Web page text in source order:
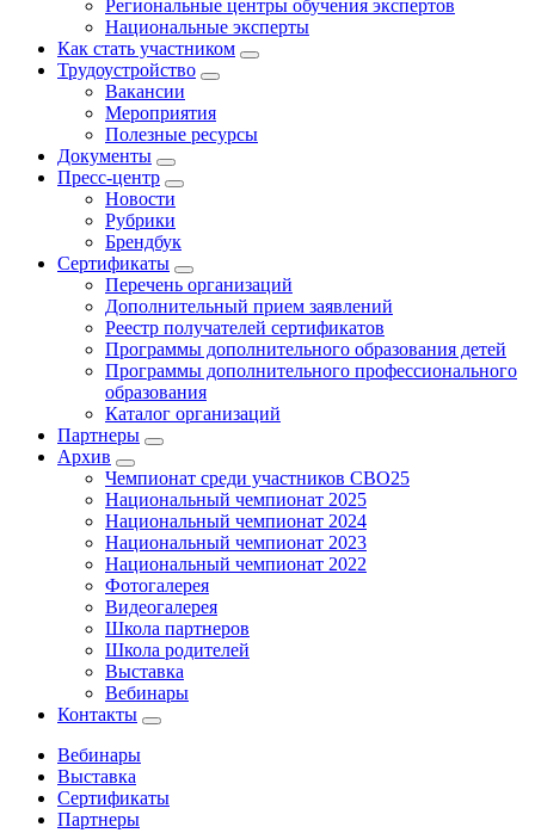
Региональные центры обучения экспертов
Национальные эксперты
Как стать участником
Трудоустройство
Вакансии
Мероприятия
Полезные ресурсы
Документы
Пресс-центр
Новости
Рубрики
Брендбук
Сертификаты
Перечень организаций
Дополнительный прием заявлений
Реестр получателей сертификатов
Программы дополнительного образования детей
Программы дополнительного профессионального
образования
Каталог организаций
Партнеры
Архив
Чемпионат среди участников СВО25
Национальный чемпионат 2025
Национальный чемпионат 2024
Национальный чемпионат 2023
Национальный чемпионат 2022
Фотогалерея
Видеогалерея
Школа партнеров
Школа родителей
Выставка
Вебинары
Контакты
Вебинары
Выставка
Сертификаты
Партнеры